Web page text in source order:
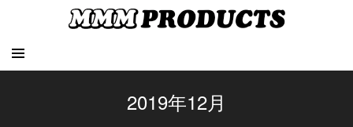
2019年12月